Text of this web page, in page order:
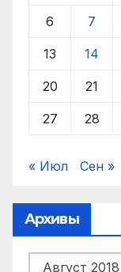
6 7
13 14
20 21
27 28
« Июл Сен »
Архивы
Архивы